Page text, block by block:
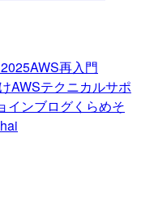
AWS再入門
AWSテクニカルサポ
インブログくらめそ